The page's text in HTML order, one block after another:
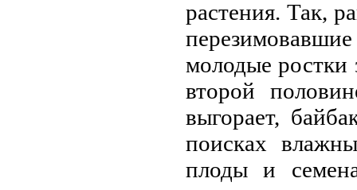
растения. Так,
молодые ростки
второй
выгорает,
поисках
плоды и